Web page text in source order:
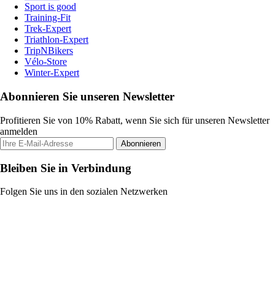
Sport is good
Training-Fit
Trek-Expert
Triathlon-Expert
TripNBikers
Vélo-Store
Winter-Expert
Abonnieren Sie unseren Newsletter
Profitieren Sie von 10% Rabatt, wenn Sie sich für unseren Newsletter
anmelden
Abonnieren
Bleiben Sie in Verbindung
Folgen Sie uns in den sozialen Netzwerken